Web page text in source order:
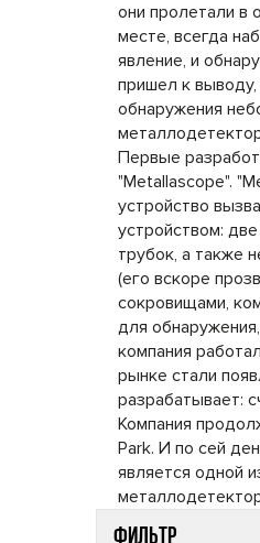
они пролетали в
месте, всегда
явление, и
пришел к
обнаружения
Первые
"Metallascope".
устройство
устройством:
трубок, а также
(его вскоре
сокровищами,
для
компания
рынке стали
разрабатывает:
Компания
Park. И по сей
является одной